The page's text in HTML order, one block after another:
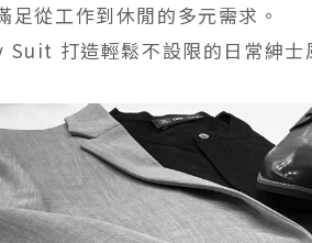
足從工作到休閒的多元需求。
Suit 打造輕鬆不設限的日常紳士